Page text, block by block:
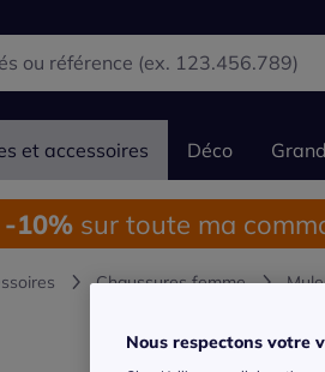
et accessoires Déco
-10% sur toute ma
Chaussures femme
Nous respectons votre